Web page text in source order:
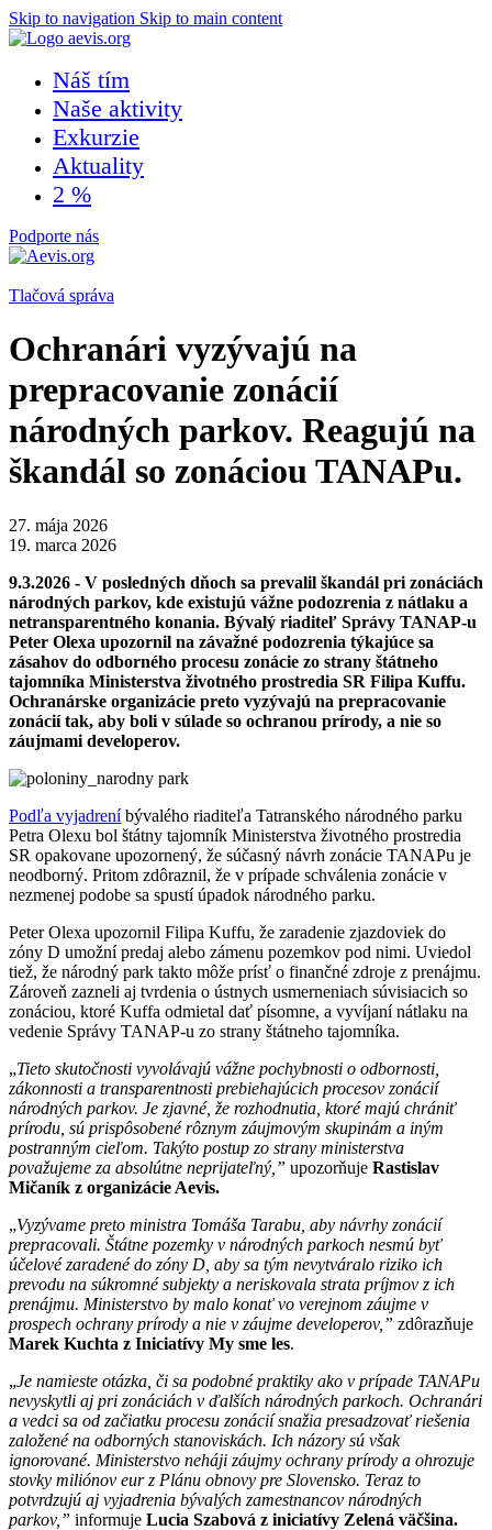
Skip to navigation Skip to main content
Náš tím
Naše aktivity
Exkurzie
Aktuality
2 %
Podporte nás
Tlačová správa
Ochranári vyzývajú na
prepracovanie zonácií
národných parkov. Reagujú na
škandál so zonáciou TANAPu.
27. mája 2026
19. marca 2026
9.3.2026 - V posledných dňoch sa prevalil škandál pri zonáciách
národných parkov, kde existujú vážne podozrenia z nátlaku a
netransparentného konania. Bývalý riaditeľ Správy TANAP-u
Peter Olexa upozornil na závažné podozrenia týkajúce sa
zásahov do odborného procesu zonácie zo strany štátneho
tajomníka Ministerstva životného prostredia SR Filipa Kuffu.
Ochranárske organizácie preto vyzývajú na prepracovanie
zonácií tak, aby boli v súlade so ochranou prírody, a nie so
záujmami developerov.
Podľa vyjadreníbývalého riaditeľa Tatranského národného parku
Petra Olexu bol štátny tajomník Ministerstva životného prostredia
SR opakovane upozornený, že súčasný návrh zonácie TANAPu je
neodborný. Pritom zdôraznil, že v prípade schválenia zonácie v
nezmenej podobe sa spustí úpadok národného parku.
Peter Olexa upozornil Filipa Kuffu, že zaradenie zjazdoviek do
zóny D umožní predaj alebo zámenu pozemkov pod nimi. Uviedol
tiež, že národný park takto môže prísť o finančné zdroje z prenájmu.
Zároveň zazneli aj tvrdenia o ústnych usmerneniach súvisiacich so
zonáciou, ktoré Kuffa odmietal dať písomne, a vyvíjaní nátlaku na
vedenie Správy TANAP-u zo strany štátneho tajomníka.
„Tieto skutočnosti vyvolávajú vážne pochybnosti o odbornosti,
zákonnosti a transparentnosti prebiehajúcich procesov zonácií
národných parkov. Je zjavné, že rozhodnutia, ktoré majú chrániť
prírodu, sú prispôsobené rôznym záujmovým skupinám a iným
postranným cieľom. Takýto postup zo strany ministerstva
považujeme za absolútne neprijateľný,” upozorňuje Rastislav
Mičaník z organizácie Aevis.
„Vyzývame preto ministra Tomáša Tarabu, aby návrhy zonácií
prepracovali. Štátne pozemky v národných parkoch nesmú byť
účelové zaradené do zóny D, aby sa tým nevytváralo riziko ich
prevodu na súkromné subjekty a neriskovala strata príjmov z ich
prenájmu. Ministerstvo by malo konať vo verejnom záujme v
prospech ochrany prírody a nie v záujme developerov,” zdôrazňuje
Marek Kuchta z Iniciatívy My sme les.
„Je namieste otázka, či sa podobné praktiky ako v prípade TANAPu
nevyskytli aj pri zonáciách v ďalších národných parkoch. Ochranári
a vedci sa od začiatku procesu zonácií snažia presadzovať riešenia
založené na odborných stanoviskách. Ich názory sú však
ignorované. Ministerstvo neháji záujmy ochrany prírody a ohrozuje
stovky miliónov eur z Plánu obnovy pre Slovensko. Teraz to
potvrdzujú aj vyjadrenia bývalých zamestnancov národných
parkov,” informuje Lucia Szabová z iniciatívy Zelená väčšina.